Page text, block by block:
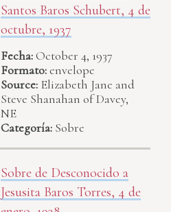
Santos Baros Schubert, 4 de
octubre, 1937
Fecha:October 4, 1937
Formato:envelope
Source: Elizabeth Jane and
Steve Shanahan of Davey,
NE
Categoría: Sobre
Sobre de Desconocido a
Jesusita Baros Torres, 4 de